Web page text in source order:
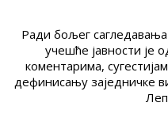
Ради бољег
учешће јавности је
коментарима,
дефинисању заједничке